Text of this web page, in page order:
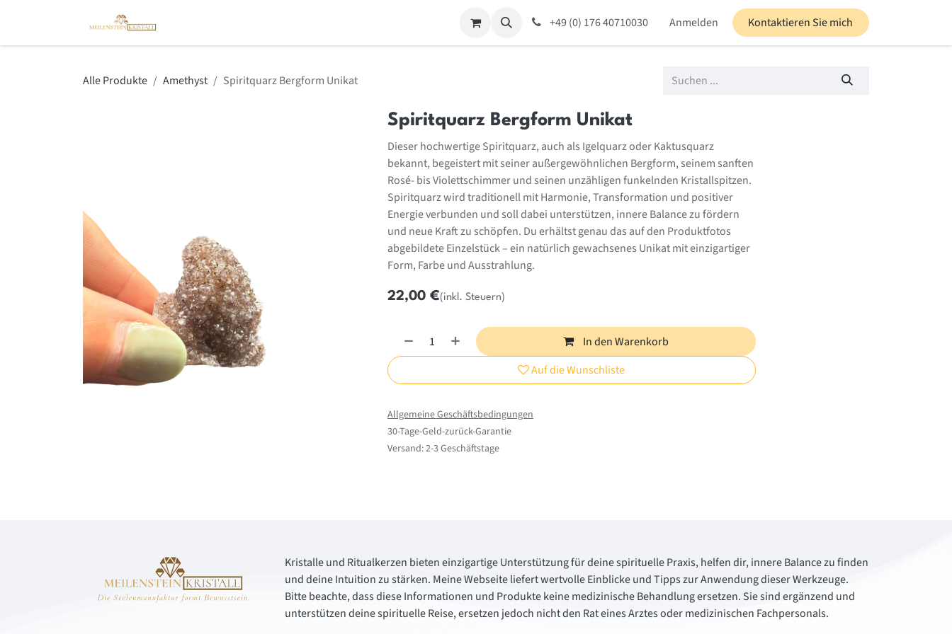
Kontaktieren Sie mich Home Veranstaltungen Blog
+49 (0) 176 40710030 Anmelden Kontaktieren Sie mich
Alle Produkte Amethyst Spiritquarz Bergform Unikat
Spiritquarz Bergform Unikat
Dieser hochwertige Spiritquarz, auch als Igelquarz oder Kaktusquarz
bekannt, begeistert mit seiner außergewöhnlichen Bergform, seinem sanften
Rosé- bis Violettschimmer und seinen unzähligen funkelnden Kristallspitzen.
Spiritquarz wird traditionell mit Harmonie, Transformation und positiver
Energie verbunden und soll dabei unterstützen, innere Balance zu fördern
und neue Kraft zu schöpfen. Du erhältst genau das auf den Produktfotos
abgebildete Einzelstück – ein natürlich gewachsenes Unikat mit einzigartiger
Form, Farbe und Ausstrahlung.
22,00€(inkl. Steuern)
In den Warenkorb
Auf die Wunschliste
Allgemeine Geschäftsbedingungen
30-Tage-Geld-zurück-Garantie
Versand: 2-3 Geschäftstage
Kristalle und Ritualkerzen bieten einzigartige Unterstützung für deine spirituelle Praxis, helfen dir, innere Balance zu finden
und deine Intuition zu stärken. Meine Webseite liefert wertvolle Einblicke und Tipps zur Anwendung dieser Werkzeuge.
Bitte beachte, dass diese Informationen und Produkte keine medizinische Behandlung ersetzen. Sie sind ergänzend und
unterstützen deine spirituelle Reise, ersetzen jedoch nicht den Rat eines Arztes oder medizinischen Fachpersonals.